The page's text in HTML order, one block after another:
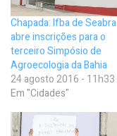
Chapada: Ifba de Seabra
abre inscrições para o
terceiro Simpósio de
Agroecologia da Bahia
24 agosto 2016 - 11h33
Em "Cidades"